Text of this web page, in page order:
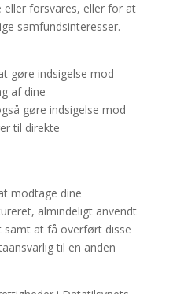
forsvares, eller for at
samfundsinteresser.
gøre indsigelse mod
af dine
gøre indsigelse mod
til direkte
modtage dine
almindeligt anvendt
at få overført disse
til en anden